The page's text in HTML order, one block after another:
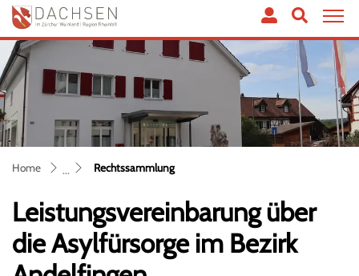
zur Startseite
Direkt zur Hauptnavigation
Direkt zum Inhalt
Direkt zur Suche
Direkt zum Stichwortverzeichnis
Dachsen
Home Rechtssammlung(ausgewählt)
Leistungsvereinbarung über
die Asylfürsorge im Bezirk